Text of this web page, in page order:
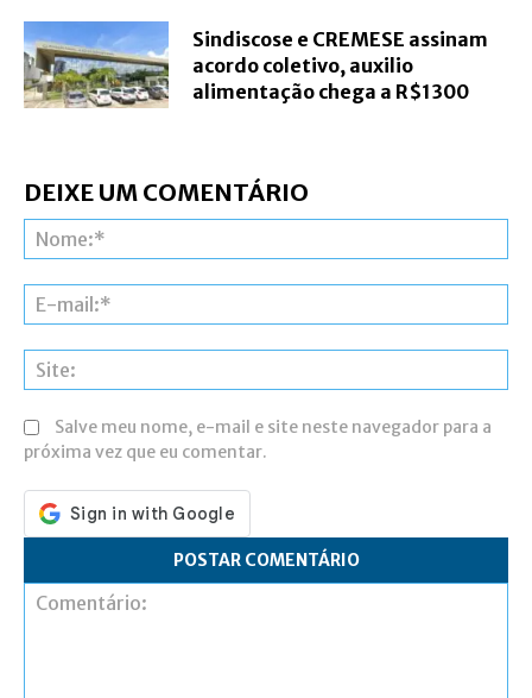
Sindiscose e CREMESE assinam
acordo coletivo, auxilio
alimentação chega a R$1300
DEIXE UM COMENTÁRIO
Salve meu nome, e-mail e site neste navegador para a
próxima vez que eu comentar.